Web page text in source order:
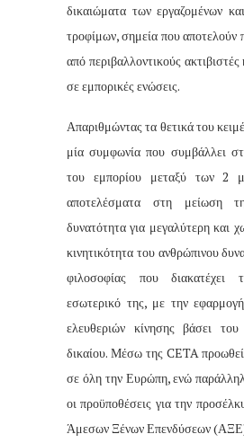
δικαιώματα των εργαζομένων
τροφίμων, σημεία που αποτελούν
από περιβαλλοντικούς ακτιβιστές
σε εμπορικές ενώσεις.
Απαριθμώντας τα θετικά του
μία συμφωνία που συμβάλλει
του εμπορίου μεταξύ των 2
αποτελέσματα στη μείωση
δυνατότητα για μεγαλύτερη και
κινητικότητα του ανθρώπινου
φιλοσοφίας που
εσωτερικό της, με την
ελευθεριών κίνησης βάσει του
δικαίου. Μέσω της CETA
σε όλη την Ευρώπη, ενώ
οι προϋποθέσεις για την
Άμεσων Ξένων Επενδύσεων (ΑΞΕ).